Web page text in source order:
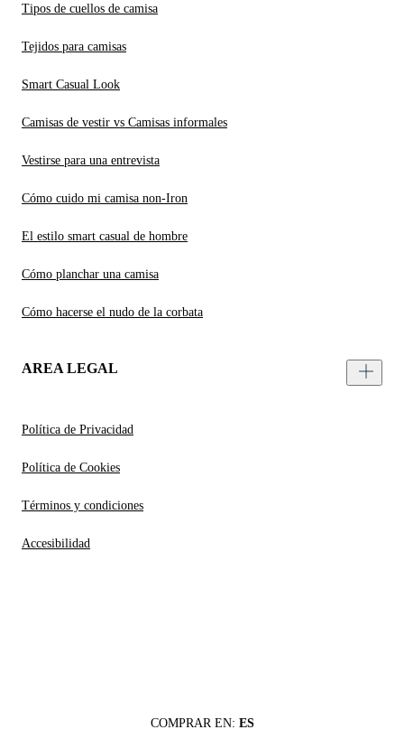
Tipos de cuellos de camisa
Tejidos para camisas
Smart Casual Look
Camisas de vestir vs Camisas informales
Vestirse para una entrevista
Cómo cuido mi camisa non-Iron
El estilo smart casual de hombre
Cómo planchar una camisa
Cómo hacerse el nudo de la corbata
AREA LEGAL
Política de Privacidad
Política de Cookies
Términos y condiciones
Accesibilidad
COMPRAR EN: ES